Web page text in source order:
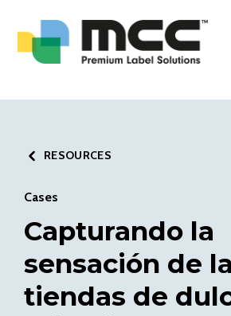
RESOURCES
Cases
Capturando la
sensación de
tiendas de